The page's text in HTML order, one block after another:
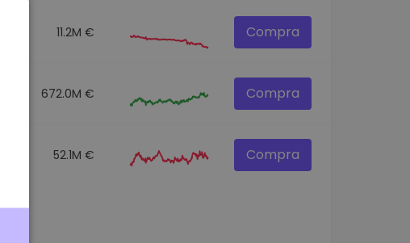
11.2M € Compra
672.0M € Compra
52.1M € Compra